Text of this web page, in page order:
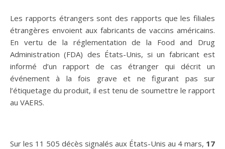
Les rapports étrangers sont des rapports que les filiales
étrangères envoient aux fabricants de vaccins américains.
En vertu de la réglementation de la Food and Drug
Administration (FDA) des États-Unis, si un fabricant est
informé d’un rapport de cas étranger qui décrit un
événement à la fois grave et ne figurant pas sur
l’étiquetage du produit, il est tenu de soumettre le rapport
au VAERS.
Sur les 11 505 décès signalés aux États-Unis au 4 mars, 17